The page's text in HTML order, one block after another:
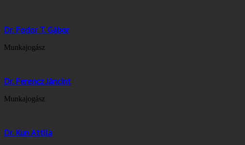
Dr. Fodor T. Gábor
Munkajogász
Dr. Ferencz Jáncint
Munkajogász
Dr. Kun Attila